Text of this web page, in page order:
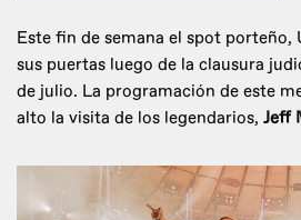
Este fin de semana el spot porteño,
sus puertas luego de la clausura
de julio. La programación de este
alto la visita de los legendarios, Jeff